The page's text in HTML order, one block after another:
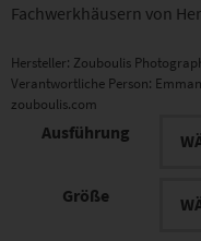
Fachwerkhäusern von
Hersteller: Zouboulis
Verantwortliche Person:
zouboulis.com
Ausführung
Größe